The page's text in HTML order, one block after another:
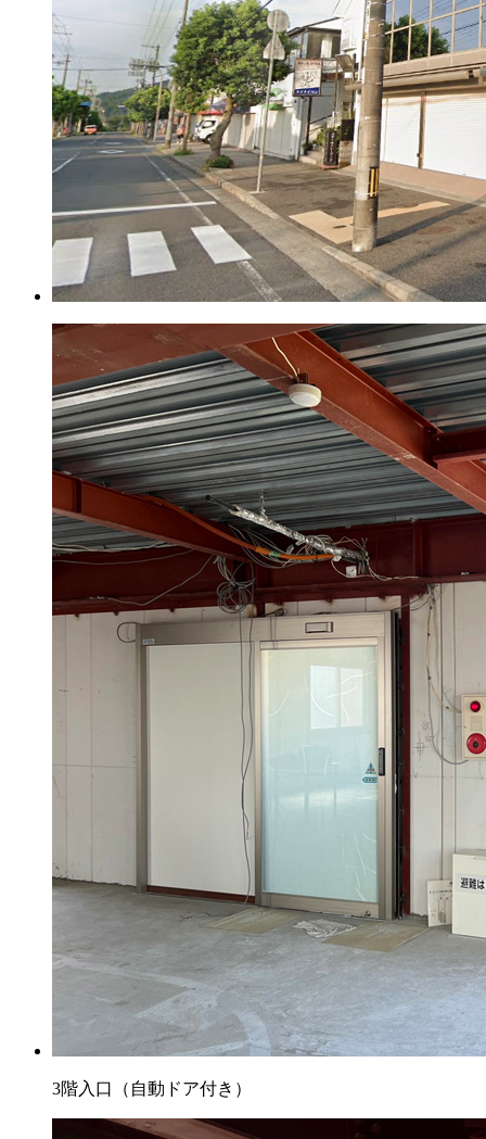
3階入口（自動ドア付き）